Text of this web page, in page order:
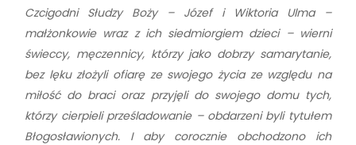
Czcigodni Słudzy Boży – Józef i Wiktoria Ulma –
małżonkowie wraz z ich siedmiorgiem dzieci – wierni
świeccy, męczennicy, którzy jako dobrzy samarytanie,
bez lęku złożyli ofiarę ze swojego życia ze względu na
miłość do braci oraz przyjęli do swojego domu tych,
którzy cierpieli prześladowanie – obdarzeni byli tytułem
Błogosławionych. I aby corocznie obchodzono ich